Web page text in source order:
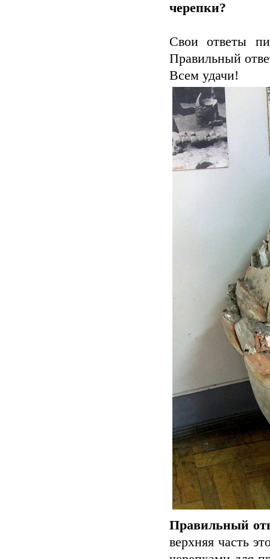
черепки?
Свои ответы
Правильный
Всем удачи!
Правильный
верхняя часть